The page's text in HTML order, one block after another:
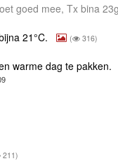
goed mee, Tx bina
21°C. ( 316)
warme dag te pakken.
211)